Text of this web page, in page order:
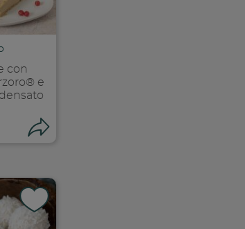
Copia link
con
e